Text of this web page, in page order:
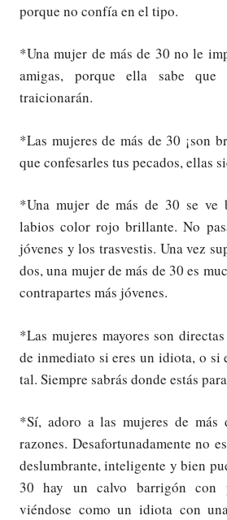
porque no confía en el tipo.
*Una mujer de más de 30 no le
amigas, porque ella sabe
traicionarán.
*Las mujeres de más de 30 ¡son
que confesarles tus pecados, ellas
*Una mujer de más de 30 se ve
labios color rojo brillante. No
jóvenes y los trasvestis. Una vez
dos, una mujer de más de 30 es
contrapartes más jóvenes.
*Las mujeres mayores son
de inmediato si eres un idiota, o si
tal. Siempre sabrás donde estás
*Sí, adoro a las mujeres de más
razones. Desafortunadamente no
deslumbrante, inteligente y bien
30 hay un calvo barrigón con
viéndose como un idiota con